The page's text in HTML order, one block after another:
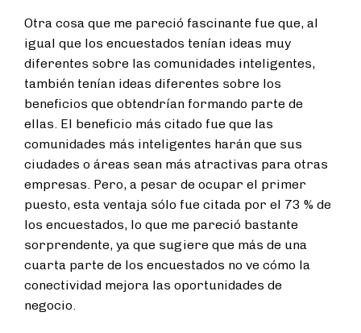
Otra cosa que me pareció fascinante fue que, al
igual que los encuestados tenían ideas muy
diferentes sobre las comunidades inteligentes,
también tenían ideas diferentes sobre los
beneficios que obtendrían formando parte de
ellas. El beneficio más citado fue que las
comunidades más inteligentes harán que sus
ciudades o áreas sean más atractivas para otras
empresas. Pero, a pesar de ocupar el primer
puesto, esta ventaja sólo fue citada por el 73 % de
los encuestados, lo que me pareció bastante
sorprendente, ya que sugiere que más de una
cuarta parte de los encuestados no ve cómo la
conectividad mejora las oportunidades de
negocio.